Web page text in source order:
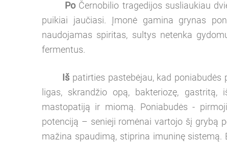
PoČernobilio tragedijos susliaukiau
puikiai jaučiasi. Įmonė gamina grynas
naudojamas spiritas, sultys netenka
fermentus.
Iš patirties pastebėjau, kad
ligas, skrandžio opą, bakteriozę,
mastopatiją ir miomą. Poniabudės -
potenciją – senieji romėnai vartojo šį grybą
mažina spaudimą, stiprina imuninę